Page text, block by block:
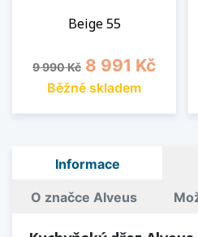
Beige 55
Běžná cena
9 990 Kč Cena
8 991 Kč
Běžně skladem
Informace
O značce Alveus